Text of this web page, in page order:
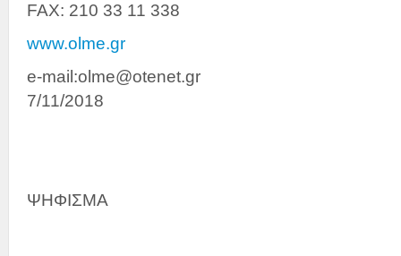
FAX: 210 33 11 338
www.olme.gr
e-
7/11/2018
ΨΗΦΙΣΜΑ